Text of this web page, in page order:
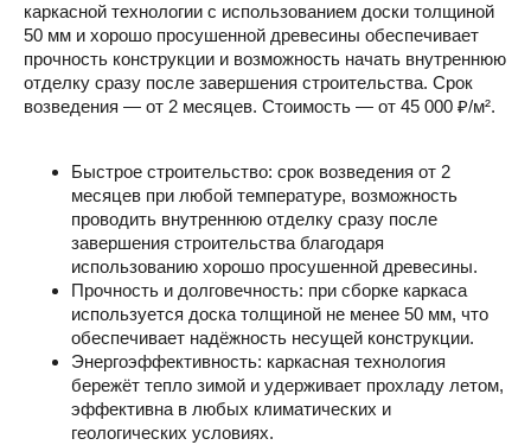
каркасной технологии с использованием доски толщиной
50 мм и хорошо просушенной древесины обеспечивает
прочность конструкции и возможность начать внутреннюю
отделку сразу после завершения строительства. Срок
возведения — от 2 месяцев. Стоимость — от 45 000 ₽/м².
Быстрое строительство: срок возведения от 2
месяцев при любой температуре, возможность
проводить внутреннюю отделку сразу после
завершения строительства благодаря
использованию хорошо просушенной древесины.
Прочность и долговечность: при сборке каркаса
используется доска толщиной не менее 50 мм, что
обеспечивает надёжность несущей конструкции.
Энергоэффективность: каркасная технология
бережёт тепло зимой и удерживает прохладу летом,
эффективна в любых климатических и
геологических условиях.